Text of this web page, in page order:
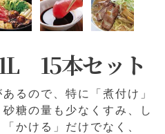
15本セット
るので、特に「煮付け」
糖の量も少なくすみ、し
かける」だけでなく、